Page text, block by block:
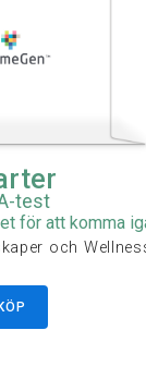
test
för att komma
och
KÖP